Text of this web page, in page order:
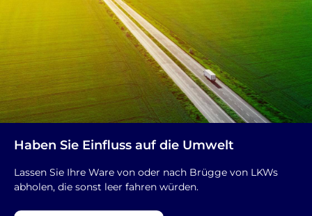
Haben Sie Einfluss auf die Umwelt
Lassen Sie Ihre Ware von oder nach Brügge von LKWs
abholen, die sonst leer fahren würden.